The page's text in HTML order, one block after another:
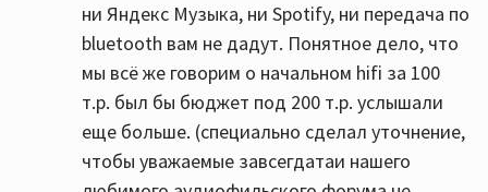
ни Яндекс Музыка, ни Spotify, ни передача по
bluetooth вам не дадут. Понятное дело, что
мы всё же говорим о начальном hifi за 100
т.р. был бы бюджет под 200 т.р. услышали
еще больше. (специально сделал уточнение,
чтобы уважаемые завсегдатаи нашего